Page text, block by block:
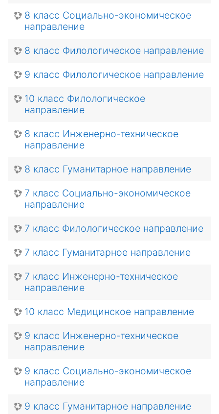
8 класс Социально-экономическое
направление
8 класс Филологическое направление
9 класс Филологическое направление
10 класс Филологическое
направление
8 класс Инженерно-техническое
направление
8 класс Гуманитарное направление
7 класс Социально-экономическое
направление
7 класс Филологическое направление
7 класс Гуманитарное направление
7 класс Инженерно-техническое
направление
10 класс Медицинское направление
9 класс Инженерно-техническое
направление
9 класс Социально-экономическое
направление
9 класс Гуманитарное направление